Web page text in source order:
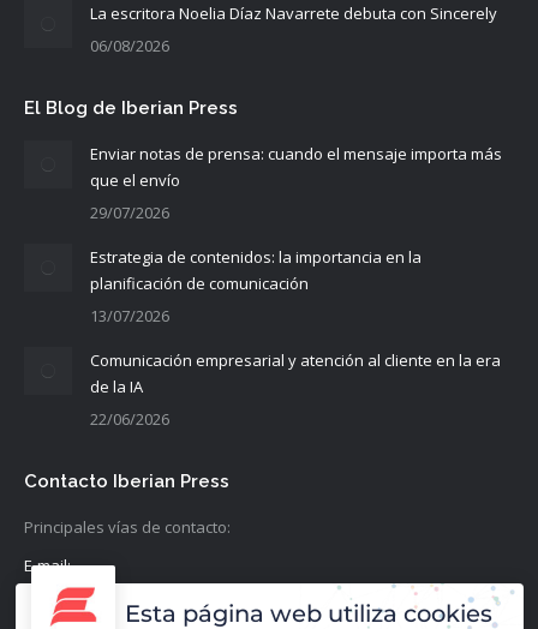
La escritora Noelia Díaz Navarrete debuta con Sincerely
06/08/2026
El Blog de Iberian Press
Enviar notas de prensa: cuando el mensaje importa más
que el envío
29/07/2026
Estrategia de contenidos: la importancia en la
planificación de comunicación
13/07/2026
Comunicación empresarial y atención al cliente en la era
de la IA
22/06/2026
Contacto Iberian Press
Principales vías de contacto:
E-mail:
info@iberianpress.es
Esta página web utiliza cookies